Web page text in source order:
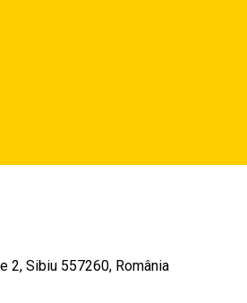
2, Sibiu 557260, România